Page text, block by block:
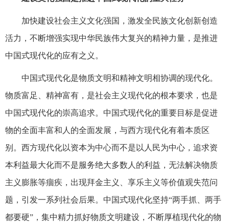
加快建设社会主义文化强国，激发全民族文化创新创造
活力，不断增强实现中华民族伟大复兴的精神力量，是推进
中国式现代化的应有之义。
中国式现代化是物质文明和精神文明相协调的现代化。
物质富足、精神富有，是社会主义现代化的根本要求，也是
中国式现代化的崇高追求。中国式现代化的重要目标是促进
物的全面丰富和人的全面发展，与西方现代化有着本质区
别。西方现代化以资本为中心而不是以人民为中心，追求资
本利益最大化而不是服务绝大多数人的利益，无法解决物质
主义膨胀等痼疾，出现拜金主义、享乐主义等价值观失范问
题，引发一系列社会后果。中国式现代化坚持“两手抓、两手
都要硬”，集中精力抓好物质文明建设，不断厚植现代化的物